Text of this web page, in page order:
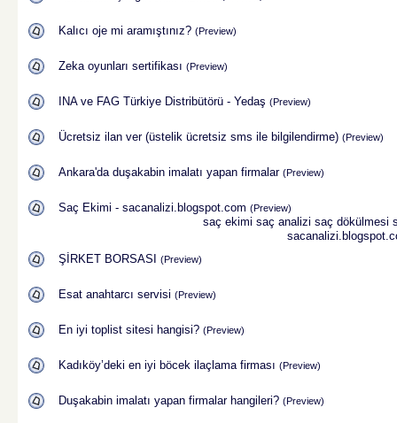
Kalıcı oje mi aramıştınız? (Preview)
Zeka oyunları sertifikası (Preview)
INA ve FAG Türkiye Distribütörü - Yedaş (Preview)
Ücretsiz ilan ver (üstelik ücretsiz sms ile bilgilendirme) (Preview)
Ankara'da duşakabin imalatı yapan firmalar (Preview)
Saç Ekimi - sacanalizi.blogspot.com
saç ekimi saç analizi saç dökülmesi
(Preview)
ŞİRKET BORSASI (Preview)
Esat anahtarcı servisi (Preview)
En iyi toplist sitesi hangisi? (Preview)
Kadıköy’deki en iyi böcek ilaçlama firması (Preview)
Duşakabin imalatı yapan firmalar hangileri? (Preview)